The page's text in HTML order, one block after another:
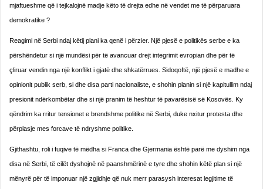
mjaftueshme që i tejkalojnë madje këto të drejta edhe në vendet me të përparuara
demokratike ?
Reagimi në Serbi ndaj këtij plani ka qenë i përzier. Një pjesë e politikës serbe e ka
përshëndetur si një mundësi për të avancuar drejt integrimit evropian dhe për të
çliruar vendin nga një konflikt i gjatë dhe shkatërrues. Sidoqoftë, një pjesë e madhe e
opinionit publik serb, si dhe disa parti nacionaliste, e shohin planin si një kapitullim ndaj
presionit ndërkombëtar dhe si një pranim të heshtur të pavarësisë së Kosovës. Ky
qëndrim ka rritur tensionet e brendshme politike në Serbi, duke nxitur protesta dhe
përplasje mes forcave të ndryshme politike.
Gjithashtu, roli i fuqive të mëdha si Franca dhe Gjermania është parë me dyshim nga
disa në Serbi, të cilët dyshojnë në paanshmërinë e tyre dhe shohin këtë plan si një
mënyrë për të imponuar një zgjidhje që nuk merr parasysh interesat legjitime të